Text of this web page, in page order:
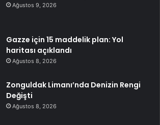
Ağustos 9, 2026
Gazze için 15 maddelik plan: Yol
haritası açıklandı
Ağustos 8, 2026
Zonguldak Limanı’nda Denizin Rengi
Değişti
Ağustos 8, 2026